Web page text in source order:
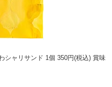
ャリサンド 1個 350円(税込) 賞味